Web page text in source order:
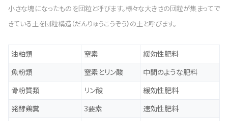
小さな塊になったものを団粒と呼びます。様々な大きさの団粒が集まってで
きている土を団粒構造（だんりゅうこうぞう）の土と呼びます。
油粕類 窒素
緩効性肥料
魚粉類
窒素とリン酸
中間のような肥料
骨粉質類
リン酸
緩効性肥料
発酵鶏糞
3要素
速効性肥料